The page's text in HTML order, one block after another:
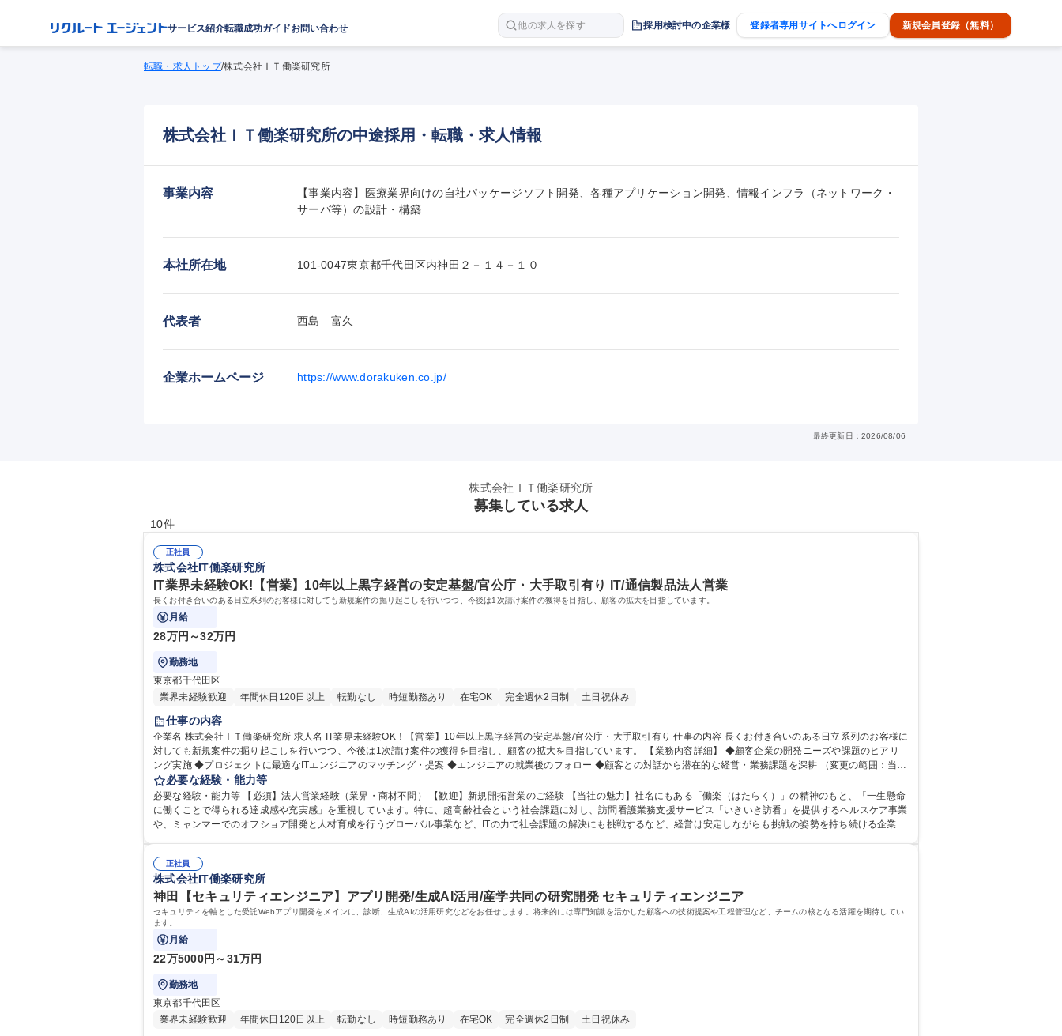
サービス紹介転職成功ガイドお問い合わせ 他の求人を探す 採用検討中の企業様 登録者専用サイトへログイン 新規会員登録（無料）
転職・求人トップ/株式会社ＩＴ働楽研究所
株式会社ＩＴ働楽研究所の中途採用・転職・求人情報
事業内容
【事業内容】医療業界向けの自社パッケージソフト開発、各種アプリケーション開発、情報インフラ（ネットワーク・
サーバ等）の設計・構築
本社所在地 101-0047東京都千代田区内神田２－１４－１０
代表者 西島　富久
企業ホームページ https://www.dorakuken.co.jp/
最終更新日：2026/08/06
株式会社ＩＴ働楽研究所
募集している求人
10件
正社員
株式会社IT働楽研究所
IT業界未経験OK!【営業】10年以上黒字経営の安定基盤/官公庁・大手取引有り IT/通信製品法人営業
長くお付き合いのある日立系列のお客様に対しても新規案件の掘り起こしを行いつつ、今後は1次請け案件の獲得を目指し、顧客の拡大を目指しています。
月給
28万円～32万円
勤務地
東京都千代田区
業界未経験歓迎
年間休日120日以上 転勤なし 時短勤務あり 在宅OK 完全週休2日制 土日祝休み
仕事の内容
企業名 株式会社ＩＴ働楽研究所 求人名 IT業界未経験OK！【営業】10年以上黒字経営の安定基盤/官公庁・大手取引有り 仕事の内容 長くお付き合いのある日立系列のお客様に
対しても新規案件の掘り起こしを行いつつ、今後は1次請け案件の獲得を目指し、顧客の拡大を目指しています。 【業務内容詳細】 ◆顧客企業の開発ニーズや課題のヒアリ
ング実施 ◆プロジェクトに最適なITエンジニアのマッチング・提案 ◆エンジニアの就業後のフォロー ◆顧客との対話から潜在的な経営・業務課題を深耕 （変更の範囲：当社
業務全般） 募集職種 IT業界未経験OK！【営業】10年以上黒字経営の安定基盤/官公庁・大手取引有り
必要な経験・能力等
必要な経験・能力等 【必須】法人営業経験（業界・商材不問） 【歓迎】新規開拓営業のご経験 【当社の魅力】社名にもある「働楽（はたらく）」の精神のもと、「一生懸命
に働くことで得られる達成感や充実感」を重視しています。特に、超高齢社会という社会課題に対し、訪問看護業務支援サービス「いきいき訪看」を提供するヘルスケア事業
や、ミャンマーでのオフショア開発と人材育成を行うグローバル事業など、ITの力で社会課題の解決にも挑戦するなど、経営は安定しながらも挑戦の姿勢を持ち続ける企業で
正社員
株式会社IT働楽研究所
神田【セキュリティエンジニア】アプリ開発/生成AI活用/産学共同の研究開発 セキュリティエンジニア
セキュリティを軸とした受託Webアプリ開発をメインに、診断、生成AIの活用研究などをお任せします。将来的には専門知識を活かした顧客への技術提案や工程管理など、チームの核となる活躍を期待してい
ます。
月給
22万5000円～31万円
勤務地
東京都千代田区
業界未経験歓迎
年間休日120日以上 転勤なし 時短勤務あり 在宅OK 完全週休2日制 土日祝休み